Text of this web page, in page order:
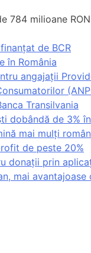
784 milioane
de BCR
în România
angajații
Transilvania
dobândă de 3%
mai mulți
de peste 20%
donații prin
mai